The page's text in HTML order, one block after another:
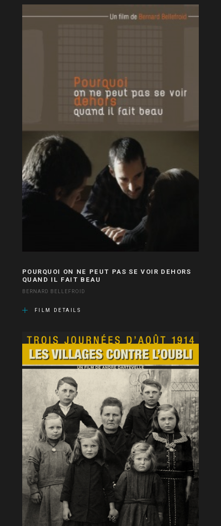
POURQUOI ON NE PEUT PAS SE VOIR DEHORS
QUAND IL FAIT BEAU
BERNARD BELLEFROID
FILM DETAILS